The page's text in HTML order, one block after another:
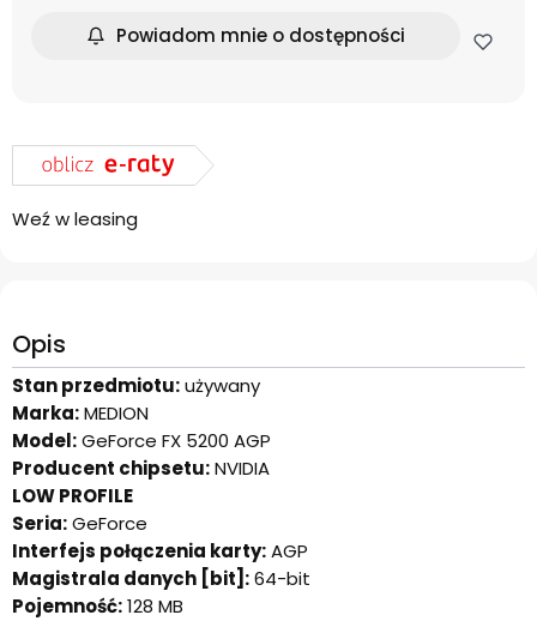
Powiadom mnie o dostępności
Weź w leasing
Opis
Stan przedmiotu:używany
Marka:MEDION
Model:GeForce FX 5200 AGP
Producent chipsetu:NVIDIA
LOW PROFILE
Seria:GeForce
Interfejs połączenia karty:AGP
Magistrala danych [bit]:64-bit
Pojemność:128 MB